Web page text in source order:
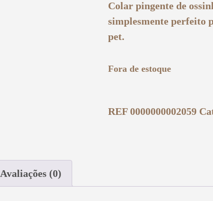
Colar pingente de
simplesmente perfeito
pet.
Fora de estoque
REF0000000002059
Avaliações (0)